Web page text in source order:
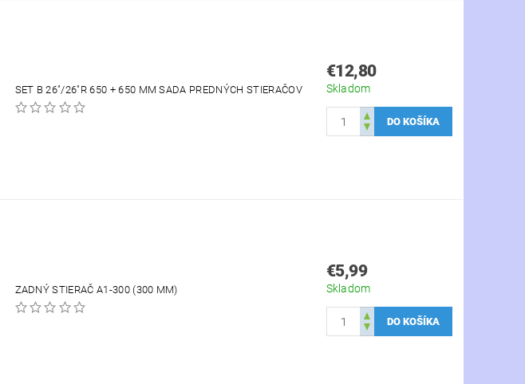
SET B 26"/26"R 650 + 650 MM SADA PREDNÝCH STIERAČOV
€12,80
Skladom
ZADNÝ STIERAČ A1-300 (300 MM)
€5,99
Skladom